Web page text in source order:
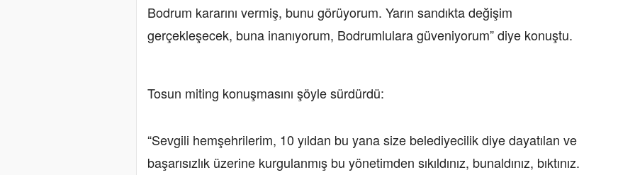
Bodrum kararını vermiş, bunu görüyorum. Yarın sandıkta değişim
gerçekleşecek, buna inanıyorum, Bodrumlulara güveniyorum” diye konuştu.
Tosun miting konuşmasını şöyle sürdürdü:
“Sevgili hemşehrilerim, 10 yıldan bu yana size belediyecilik diye dayatılan ve
başarısızlık üzerine kurgulanmış bu yönetimden sıkıldınız, bunaldınız, bıktınız.